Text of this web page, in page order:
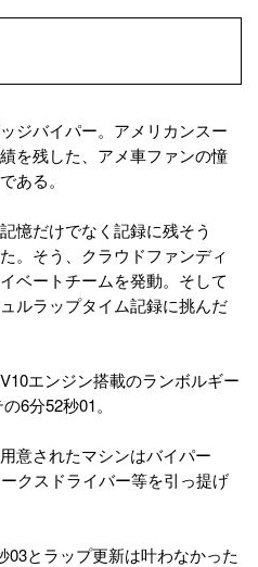
ジバイパー。アメリカンスー
を残した、アメ車ファンの憧
ある。
憶だけでなく記録に残そう
。そう、クラウドファンディ
ベートチームを発動。そして
ルラップタイム記録に挑んだ
エンジン搭載のランボルギー
6分52秒01。
意されたマシンはバイパー
クスドライバー等を引っ提げ
とラップ更新は叶わなかった